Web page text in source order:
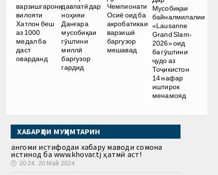
варзишгарони
вилояти
Хатлон беш
аз 1000
медал ба
даст
оварданд
давлатӣ дар
ноҳияи
Данғара
мусобиқаи
гӯштини
миллӣ
баргузор
гардид
Чемпионати
Осиё оид ба
акробатикаи
варзишӣ
баргузор
мешавад
Мусобиқаи
байналмилалии
«Lausanne
Grand Slam-
2026» оид
ба гӯштини
ҷудо аз
Тоҷикистон
14 нафар
иштирок
менамояд
ХАБАРҲОИ МУҲИМТАРИН
Ҳангоми истифодаи хабару маводи сомона
истинод ба www.khovar.tj ҳатмӣ аст!
🕔 20:24, 20.Май 2024